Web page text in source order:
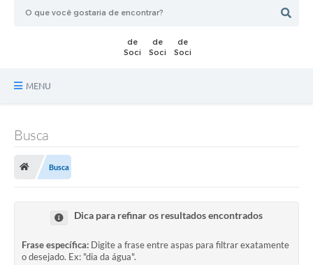
MENU
Publicações
Mapa do Site
Busca
Busca
Dica para refinar os resultados encontrados
Frase específica: Digite a frase entre aspas para filtrar exatamente
o desejado. Ex: "dia da água".